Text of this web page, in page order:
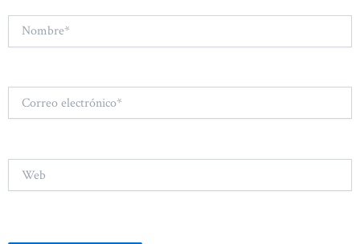
electrónico*